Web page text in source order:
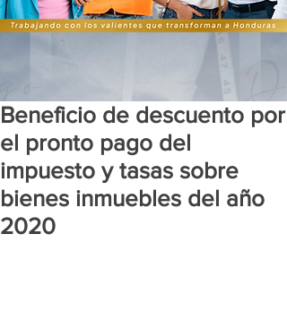
Beneficio de descuento por
el pronto pago del
impuesto y tasas sobre
bienes inmuebles del año
2020